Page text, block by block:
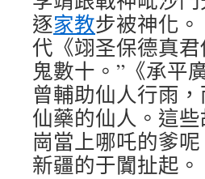
逐家教步被神化
代《翊圣保德真
鬼數十。”《承平
曾輔助仙人行雨
仙藥的仙人。這
崗當上哪吒的爹
新疆的于闐扯起。